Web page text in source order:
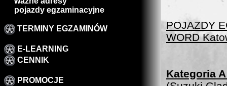
pojazdy egzaminacyjne
TERMINY EGZAMINÓW
E-LEARNING
CENNIK
PROMOCJE
POJAZDY
WORD
Kategoria